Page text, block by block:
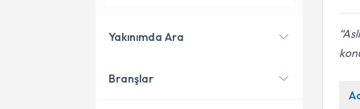
Yakınımda Ara
Konumuma yakın uzmanları
Branşlar